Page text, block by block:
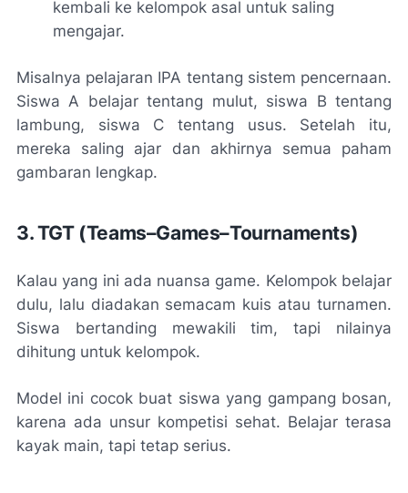
kembali ke kelompok asal untuk saling
mengajar.
Misalnya pelajaran IPA tentang sistem pencernaan.
Siswa A belajar tentang mulut, siswa B tentang
lambung, siswa C tentang usus. Setelah itu,
mereka saling ajar dan akhirnya semua paham
gambaran lengkap.
3. TGT (Teams–Games–Tournaments)
Kalau yang ini ada nuansa game. Kelompok belajar
dulu, lalu diadakan semacam kuis atau turnamen.
Siswa bertanding mewakili tim, tapi nilainya
dihitung untuk kelompok.
Model ini cocok buat siswa yang gampang bosan,
karena ada unsur kompetisi sehat. Belajar terasa
kayak main, tapi tetap serius.